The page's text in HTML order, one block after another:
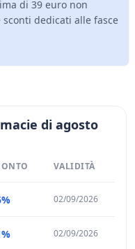
di 39 euro non
dedicati alle fasce
di agosto
VALIDITÀ
02/09/2026
02/09/2026